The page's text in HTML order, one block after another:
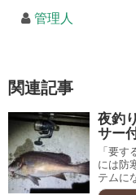
管理人
関連記事
夜釣
サー
「要
には防
テムに